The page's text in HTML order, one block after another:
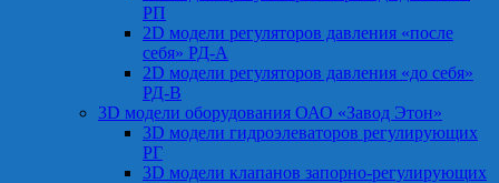
РП
2D модели регуляторов давления «после
себя» РД-А
2D модели регуляторов давления «до себя»
РД-В
3D модели оборудования ОАО «Завод Этон»
3D модели гидроэлеваторов регулирующих
РГ
3D модели клапанов запорно-регулирующих